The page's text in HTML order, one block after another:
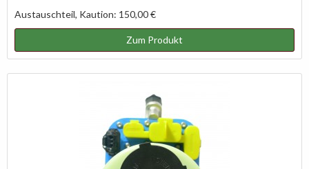
Austauschteil, Kaution: 150,00 €
Zum Produkt